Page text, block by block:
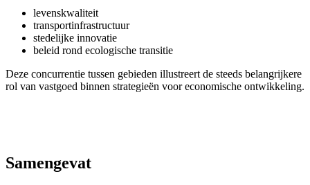
levenskwaliteit
transportinfrastructuur
stedelijke innovatie
beleid rond ecologische transitie
Deze concurrentie tussen gebieden illustreert de steeds belangrijkere
rol van vastgoed binnen strategieën voor economische ontwikkeling.
Samengevat